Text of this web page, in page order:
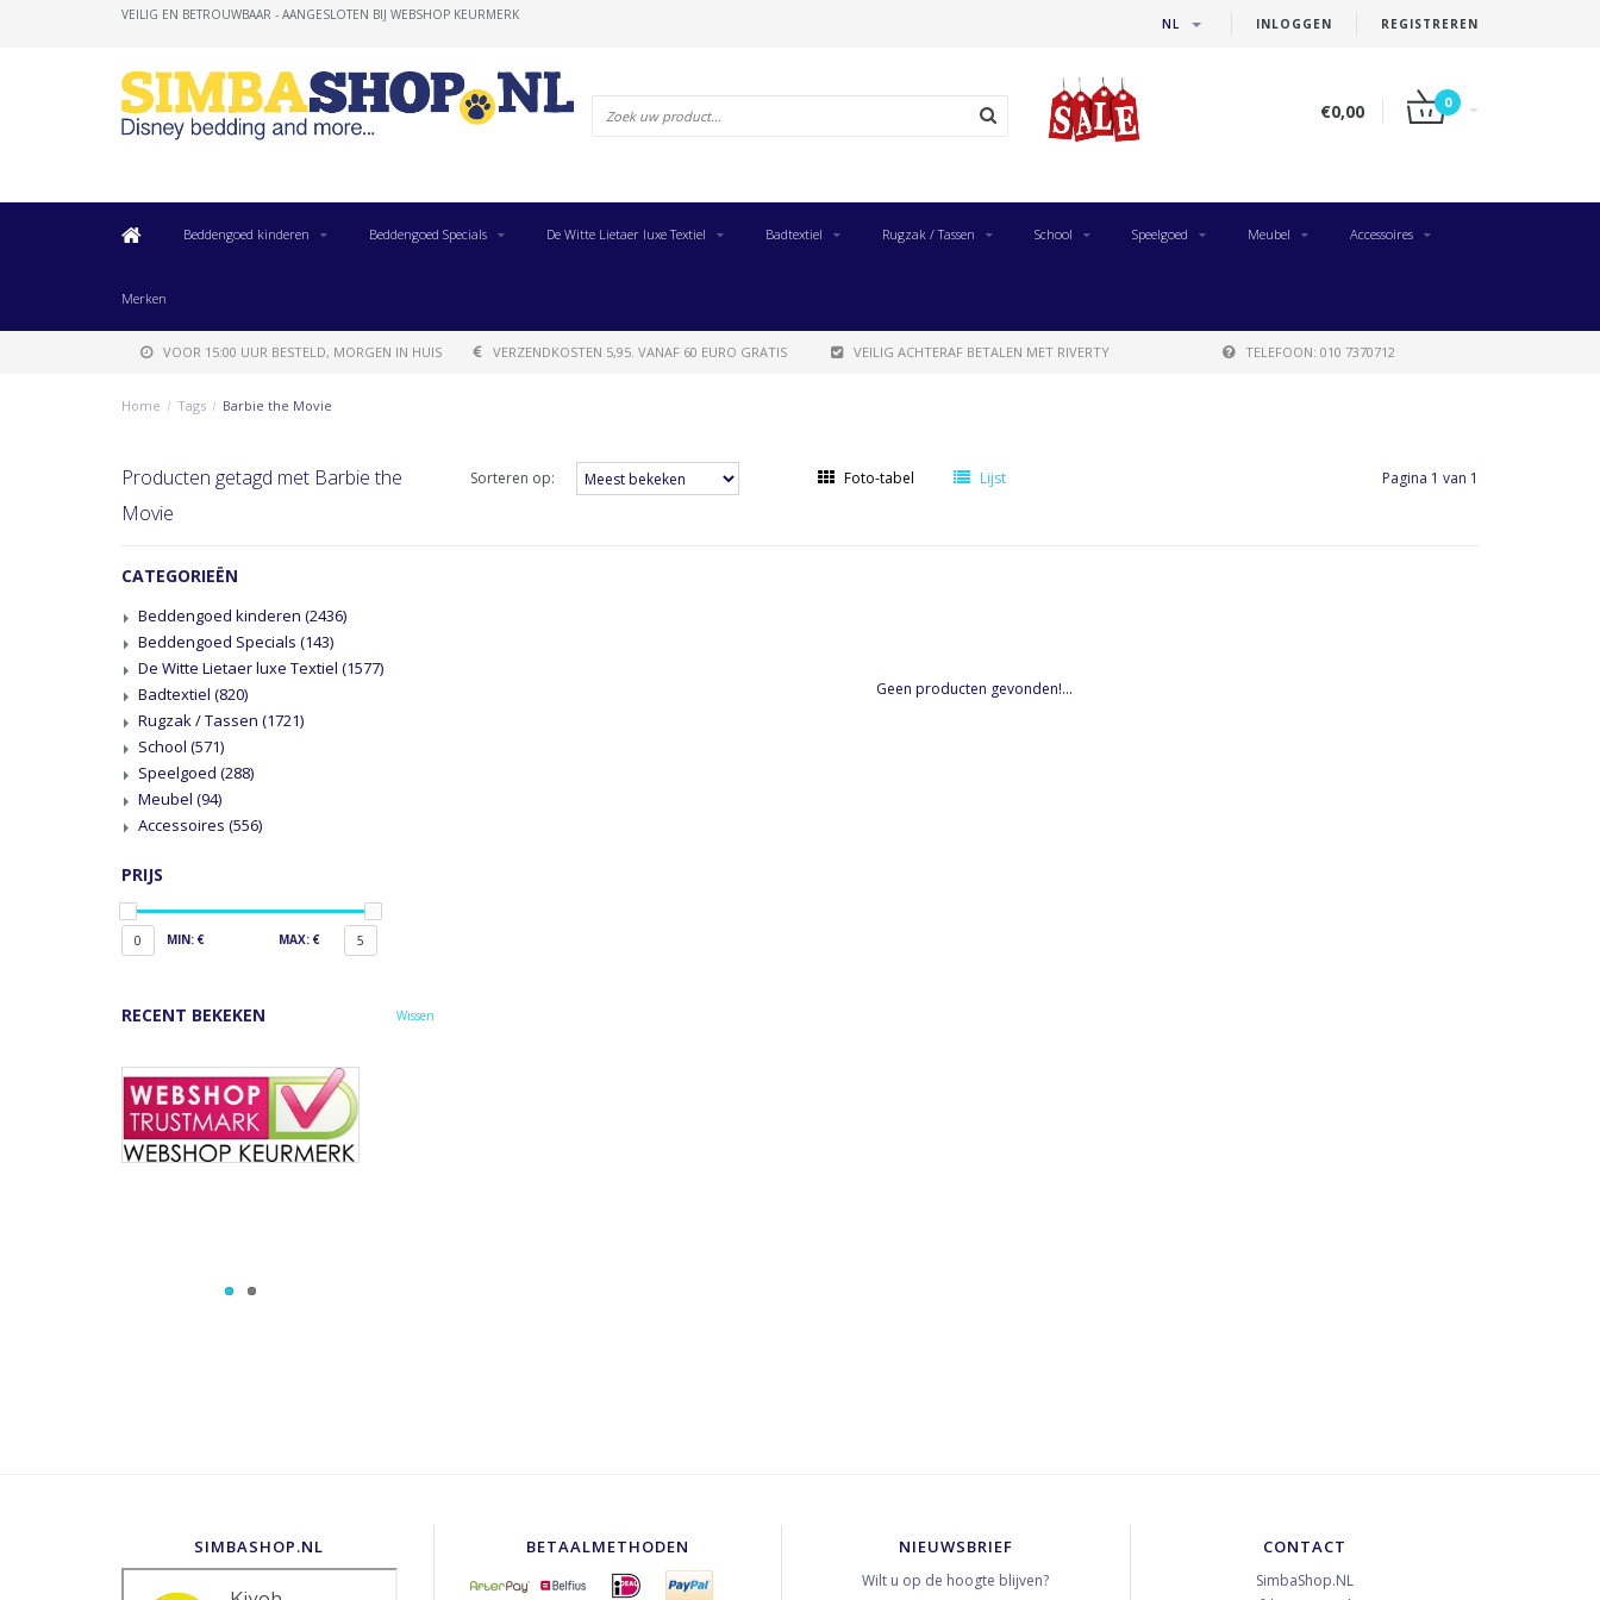
INLOGGEN REGISTREREN
NL
VEILIG EN BETROUWBAAR - AANGESLOTEN BIJ WEBSHOP KEURMERK
€0,00 0
Beddengoed kinderen Beddengoed Specials De Witte Lietaer luxe Textiel Badtextiel Rugzak / Tassen School Speelgoed Meubel Accessoires
Merken
VOOR 15:00 UUR BESTELD, MORGEN IN HUIS VERZENDKOSTEN 5,95. VANAF 60 EURO GRATIS VEILIG ACHTERAF BETALEN MET RIVERTY TELEFOON: 010 7370712
Home / Tags / Barbie the Movie
Producten getagd met Barbie the
Movie
Sorteren op: Foto-tabel Lijst Pagina 1 van 1
CATEGORIEËN
Beddengoed kinderen (2436)
Beddengoed Specials (143)
De Witte Lietaer luxe Textiel (1577)
Badtextiel (820)
Rugzak / Tassen (1721)
School (571)
Speelgoed (288)
Meubel (94)
Accessoires (556)
PRIJS
0 MIN: € MAX: € 5
RECENT BEKEKEN Wissen
Geen producten gevonden!...
SIMBASHOP.NL BETAALMETHODEN NIEUWSBRIEF
Wilt u op de hoogte blijven?
CONTACT
SimbaShop.NL